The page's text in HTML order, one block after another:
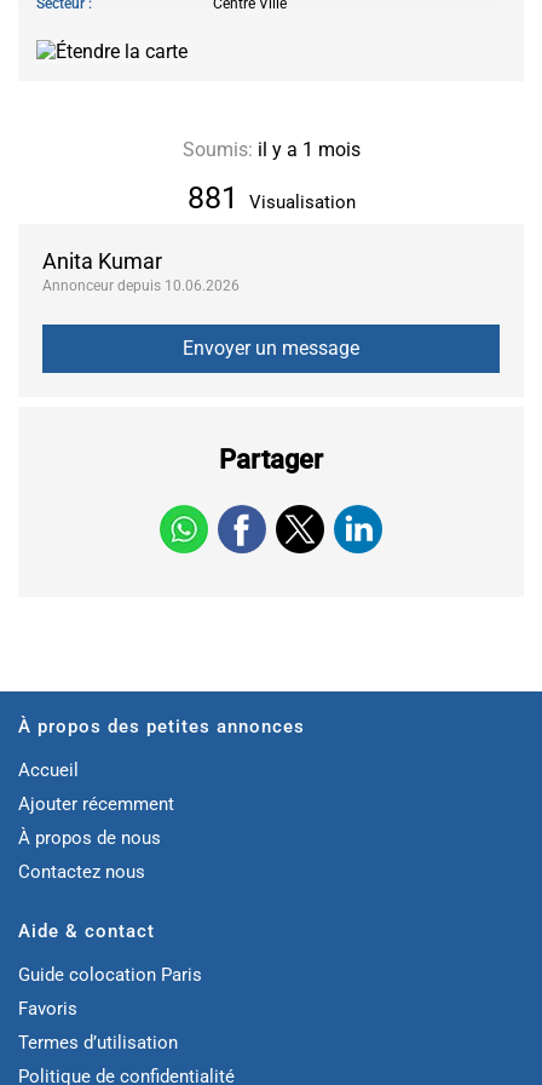
Anita Kumar
Annonceur depuis 10.06.2026
Partager
881 Visualisation
Soumis: il y a 1 mois
À propos des petites annonces
Accueil
Ajouter récemment
À propos de nous
Contactez nous
Aide & contact
Guide colocation Paris
Favoris
Termes d’utilisation
Politique de confidentialité